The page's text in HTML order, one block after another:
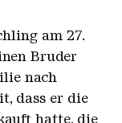
am 27.
Bruder
nach
dass er die
hatte, die